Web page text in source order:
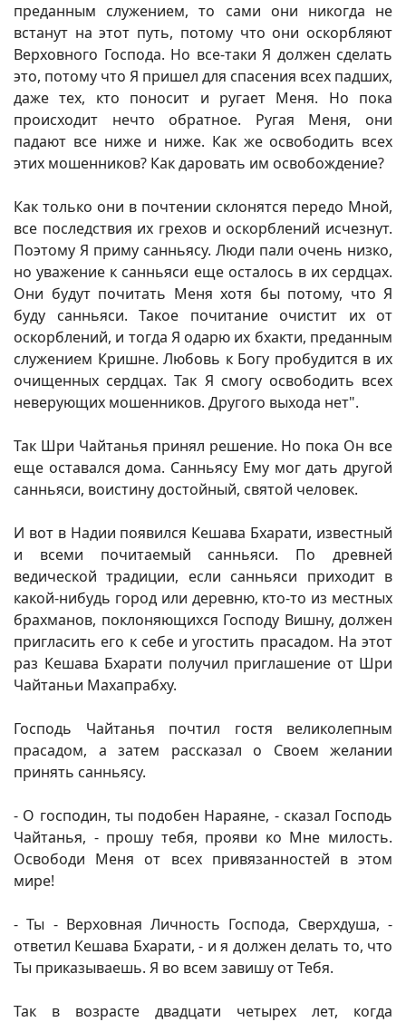
преданным служением, то сами они никогда не
встанут на этот путь, потому что они оскорбляют
Верховного Господа. Но все-таки Я должен сделать
это, потому что Я пришел для спасения всех падших,
даже тех, кто поносит и ругает Меня. Но пока
происходит нечто обратное. Ругая Меня, они
падают все ниже и ниже. Как же освободить всех
этих мошенников? Как даровать им освобождение?
Как только они в почтении склонятся передо Мной,
все последствия их грехов и оскорблений исчезнут.
Поэтому Я приму санньясу. Люди пали очень низко,
но уважение к санньяси еще осталось в их сердцах.
Они будут почитать Меня хотя бы потому, что Я
буду санньяси. Такое почитание очистит их от
оскорблений, и тогда Я одарю их бхакти, преданным
служением Кришне. Любовь к Богу пробудится в их
очищенных сердцах. Так Я смогу освободить всех
неверующих мошенников. Другого выхода нет".
Так Шри Чайтанья принял решение. Но пока Он все
еще оставался дома. Санньясу Ему мог дать другой
санньяси, воистину достойный, святой человек.
И вот в Надии появился Кешава Бхарати, известный
и всеми почитаемый санньяси. По древней
ведической традиции, если санньяси приходит в
какой-нибудь город или деревню, кто-то из местных
брахманов, поклоняющихся Господу Вишну, должен
пригласить его к себе и угостить прасадом. На этот
раз Кешава Бхарати получил приглашение от Шри
Чайтаньи Махапрабху.
Господь Чайтанья почтил гостя великолепным
прасадом, а затем рассказал о Своем желании
принять санньясу.
- О господин, ты подобен Нараяне, - сказал Господь
Чайтанья, - прошу тебя, прояви ко Мне милость.
Освободи Меня от всех привязанностей в этом
мире!
- Ты - Верховная Личность Господа, Сверхдуша, -
ответил Кешава Бхарати, - и я должен делать то, что
Ты приказываешь. Я во всем завишу от Тебя.
Так в возрасте двадцати четырех лет, когда